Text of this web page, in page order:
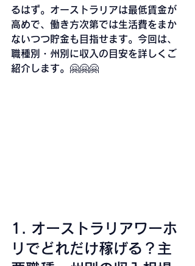
るはず。オーストラリアは最低賃金が
高めで、働き方次第では生活費をまか
ないつつ貯金も目指せます。今回は、
職種別・州別に収入の目安を詳しくご
紹介します。🤗🤗🤗
1. オーストラリアワーホ
リでどれだけ稼げる？主